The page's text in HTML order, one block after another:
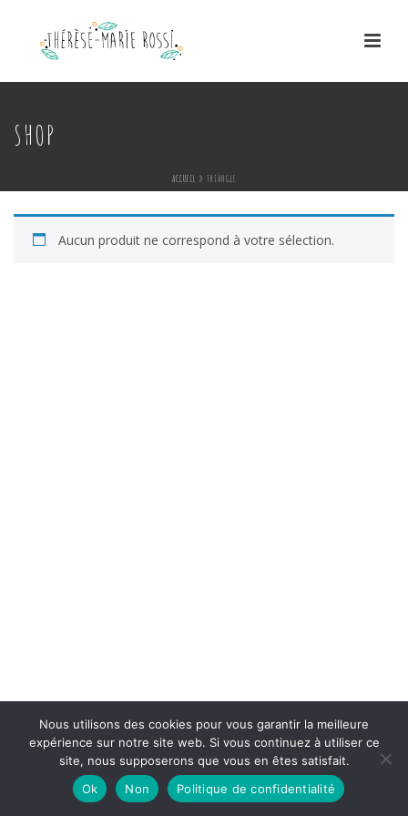
SHOP
ACCUEIL » TRIANGLE
Aucun produit ne correspond à votre sélection.
0
Nous utilisons des cookies pour vous garantir la meilleure
expérience sur notre site web. Si vous continuez à utiliser ce
site, nous supposerons que vous en êtes satisfait.
Ok
Non Politique de confidentialité